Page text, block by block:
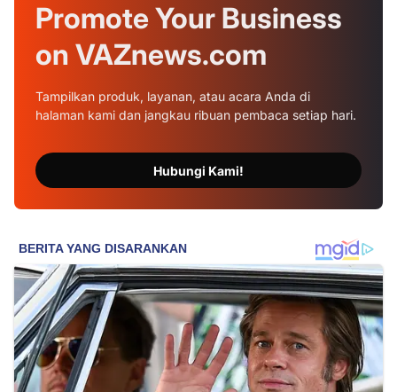
Promote Your Business
on VAZnews.com
Tampilkan produk, layanan, atau acara Anda di
halaman kami dan jangkau ribuan pembaca setiap hari.
Hubungi Kami!